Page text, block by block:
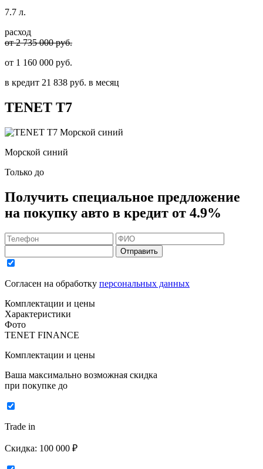
7.7 л.
расход
от 2 735 000 руб.
от 1 160 000 руб.
в кредит 21 838 руб. в месяц
TENET T7
Морской синий
Только до
Получить специальное предложение
на покупку авто в кредит от 4.9%
Отправить
Согласен на обработку персональных данных
Комплектации и цены
Характеристики
Фото
TENET FINANCE
Комплектации и цены
Ваша максимально возможная скидка
при покупке до
Trade in
Скидка: 100 000 ₽